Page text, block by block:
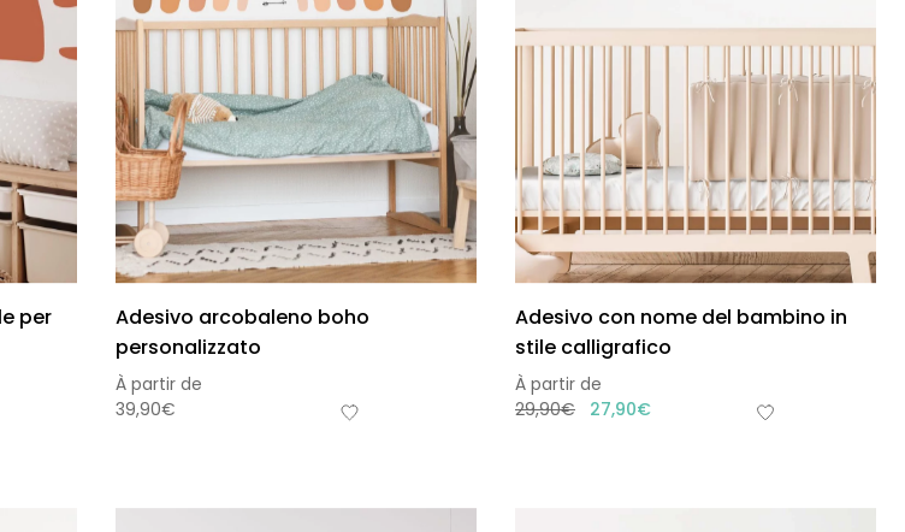
per
Adesivo arcobaleno boho
personalizzato
À partir de
39,90€
Adesivo con nome del bambino in
stile calligrafico
À partir de
29,90€ 27,90€